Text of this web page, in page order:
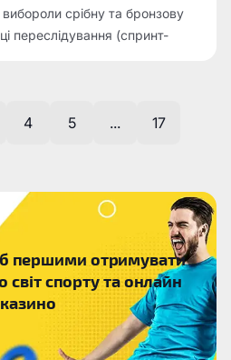
срібну та бронзову
переслідування (спринт-
4 5 ... 17
першими отримувати
світ спорту та онлайн
казино